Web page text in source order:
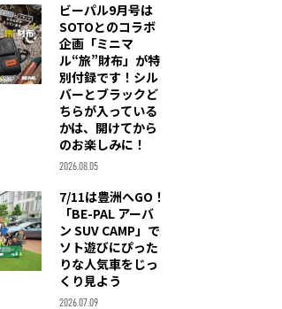
ビーパル9月号は
SOTOとのコラボ
企画「ミニマ
ル“旅”財布」が特
別付録です！シル
バーとブラックど
ちらが入っている
かは、開けてから
のお楽しみに！
2026.08.05
7/11は豊洲へGO！
「BE-PAL アーバ
ン SUV CAMP」で
ソト遊びにぴった
りな人気車をじっ
くり見よう
2026.07.09